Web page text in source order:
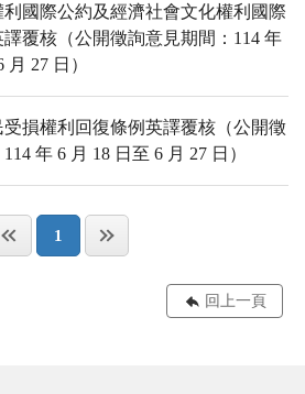
國際公約及經濟社會文化權利國際
覆核（公開徵詢意見期間：114 年
27 日）
損權利回復條例英譯覆核（公開徵
年 6 月 18 日至 6 月 27 日）
1
回上一頁